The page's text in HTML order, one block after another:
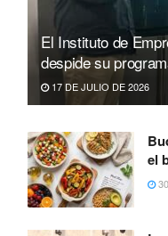
El Instituto de
despide su
17 DE JULIO DE 2026
el